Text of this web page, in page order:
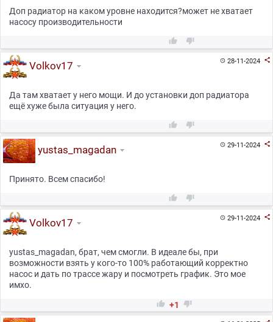
Доп радиатор на каком уровне находится?может не хватает
насосу производительности
 
28-11-2024 
Volkov17
Да там хватает у него мощи. И до установки доп радиатора
ещё хуже была ситуация у него.
 
29-11-2024 
yustas_magadan
Принято. Всем спасибо!
 
29-11-2024 
Volkov17
yustas_magadan, брат, чем смогли. В идеале бы, при
возможности взять у кого-то 100% работающий корректно
насос и дать по трассе жару и посмотреть график. Это мое
имхо.
 +1 